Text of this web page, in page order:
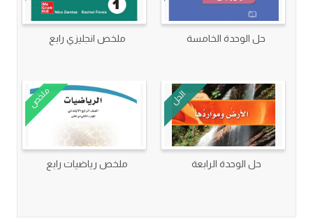
حل الوحدة الخامسة ملخص انجليزي رابع
الحل
حل الوحدة الرابعة
ملخص
ملخص رياضيات رابع